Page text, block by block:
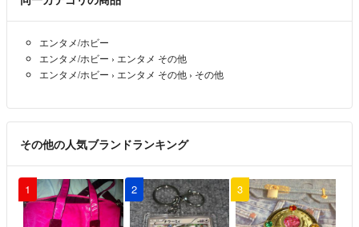
エンタメ/ホビー
エンタメ/ホビー › エンタメ その他
エンタメ/ホビー › エンタメ その他 › その他
その他の人気ブランドランキング
1 2 3